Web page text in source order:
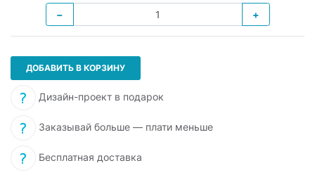
−
+
ДОБАВИТЬ В КОРЗИНУ
Дизайн-проект в подарок
Заказывай больше — плати меньше
Бесплатная доставка